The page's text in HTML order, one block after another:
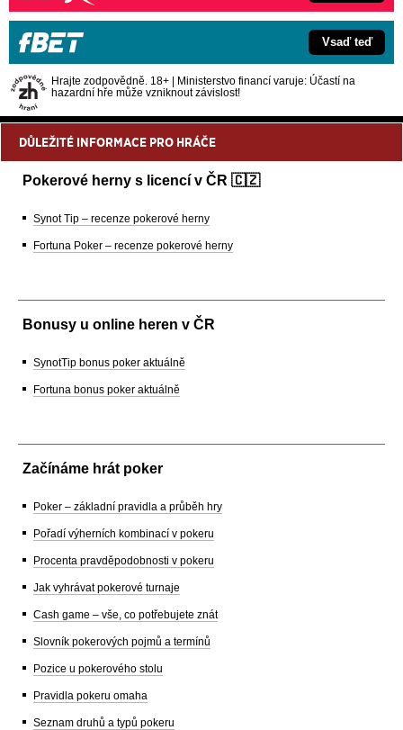
Vsaď teď
Hrajte zodpovědně. 18+ | Ministerstvo financí varuje: Účastí na
hazardní hře může vzniknout závislost!
DŮLEŽITÉ INFORMACE PRO HRÁČE
Pokerové herny s licencí v ČR 🇨🇿
Synot Tip – recenze pokerové herny
Fortuna Poker – recenze pokerové herny
Bonusy u online heren v ČR
SynotTip bonus poker aktuálně
Fortuna bonus poker aktuálně
Začínáme hrát poker
Poker – základní pravidla a průběh hry
Pořadí výherních kombinací v pokeru
Procenta pravděpodobnosti v pokeru
Jak vyhrávat pokerové turnaje
Cash game – vše, co potřebujete znát
Slovník pokerových pojmů a termínů
Pozice u pokerového stolu
Pravidla pokeru omaha
Seznam druhů a typů pokeru